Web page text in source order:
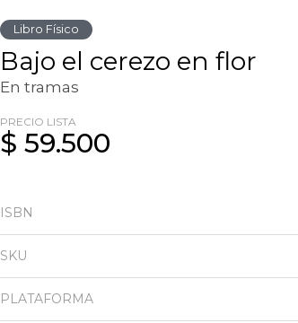
Libro Físico
Bajo el cerezo en flor
En tramas
PRECIO LISTA
$ 59.500
ISBN
SKU
PLATAFORMA